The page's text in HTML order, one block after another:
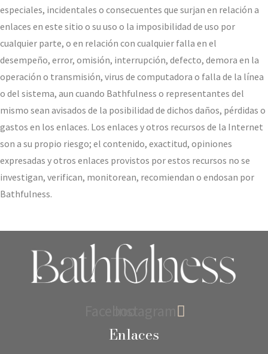
especiales, incidentales o consecuentes que surjan en relación a
enlaces en este sitio o su uso o la imposibilidad de uso por
cualquier parte, o en relación con cualquier falla en el
desempeño, error, omisión, interrupción, defecto, demora en la
operación o transmisión, virus de computadora o falla de la línea
o del sistema, aun cuando Bathfulness o representantes del
mismo sean avisados de la posibilidad de dichos daños, pérdidas o
gastos en los enlaces. Los enlaces y otros recursos de la Internet
son a su propio riesgo; el contenido, exactitud, opiniones
expresadas y otros enlaces provistos por estos recursos no se
investigan, verifican, monitorean, recomiendan o endosan por
Bathfulness.
Enlaces